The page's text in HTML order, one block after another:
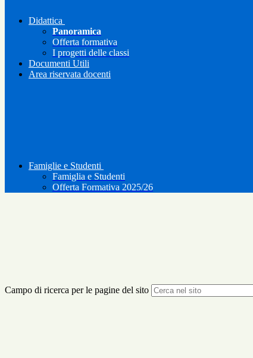
Didattica
Panoramica
Offerta formativa
I progetti delle classi
Documenti Utili
Area riservata docenti
Famiglie e Studenti
Famiglia e Studenti
Offerta Formativa 2025/26
Campo di ricerca per le pagine del sito